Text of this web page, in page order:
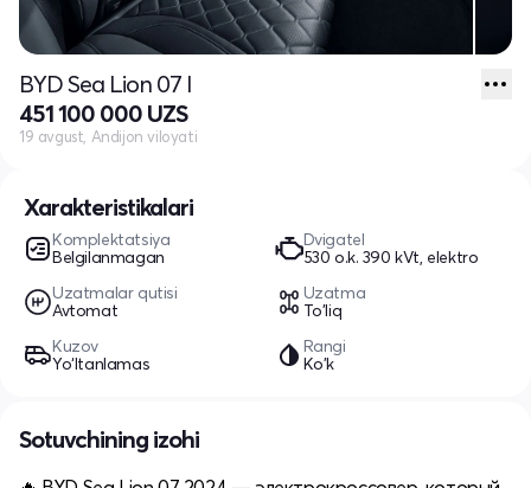
Xarakteristikalari
Komplektatsiya
Belgilanmagan
Dvigatel
530 o.k. 390 kVt, elektro
Uzatmalar qutisi
Avtomat
Uzatma
To'liq
Kuzov
Yo‘ltanlamas
Rangi
Ko'k
BYD Sea Lion 07 I
451 100 000 UZS
19 avgust, Andijon viloyati
Sotuvchining izohi